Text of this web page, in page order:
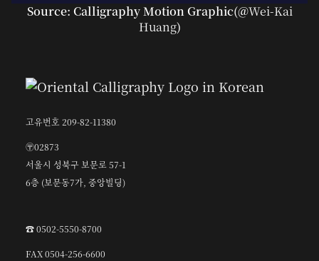
Source: Calligraphy Motion Graphic(@Wei-Kai
Huang)
고유번호 209-82-11380
〶02873
서울시 성북구 보문로 57-1
6층 (보문동7가, 중앙빌딩)
☎︎ 0502-5550-8700
FAX 0504-256-6600